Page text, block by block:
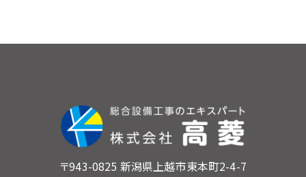
〒943-0825 新潟県上越市東本町2-4-7